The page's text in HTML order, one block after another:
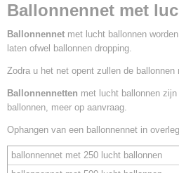
Ballonnennet met
Ballonnennet met lucht ballonnen
laten ofwel ballonnen dropping.
Zodra u het net opent zullen de ballonnen
Ballonnennetten met lucht ballonnen
ballonnen, meer op aanvraag.
Ophangen van een ballonnennet in
ballonnennet met 250 lucht ballonnen